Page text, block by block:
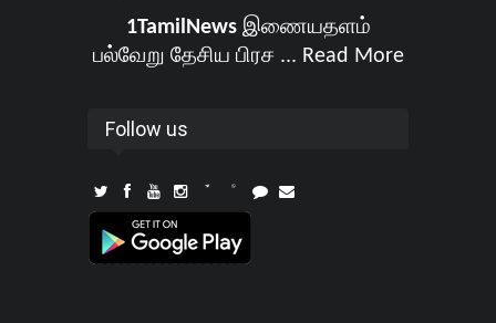
1TamilNewsஇணையதளம்
பல்வேறு தேசிய பிரச ... Read More
Follow us